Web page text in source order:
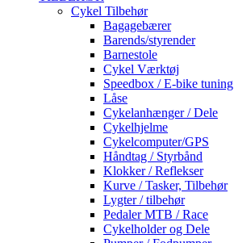
Cykel Tilbehør
Bagagebærer
Barends/styrender
Barnestole
Cykel Værktøj
Speedbox / E-bike tuning
Låse
Cykelanhænger / Dele
Cykelhjelme
Cykelcomputer/GPS
Håndtag / Styrbånd
Klokker / Reflekser
Kurve / Tasker, Tilbehør
Lygter / tilbehør
Pedaler MTB / Race
Cykelholder og Dele